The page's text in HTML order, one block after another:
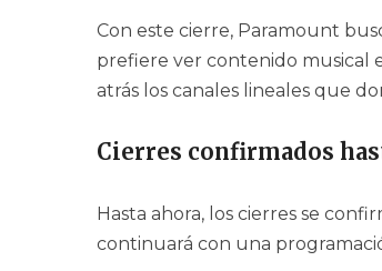
Con este cierre, Paramount
prefiere ver contenido musical
atrás los canales lineales que
Cierres confirmados
Hasta ahora, los cierres se
continuará con una